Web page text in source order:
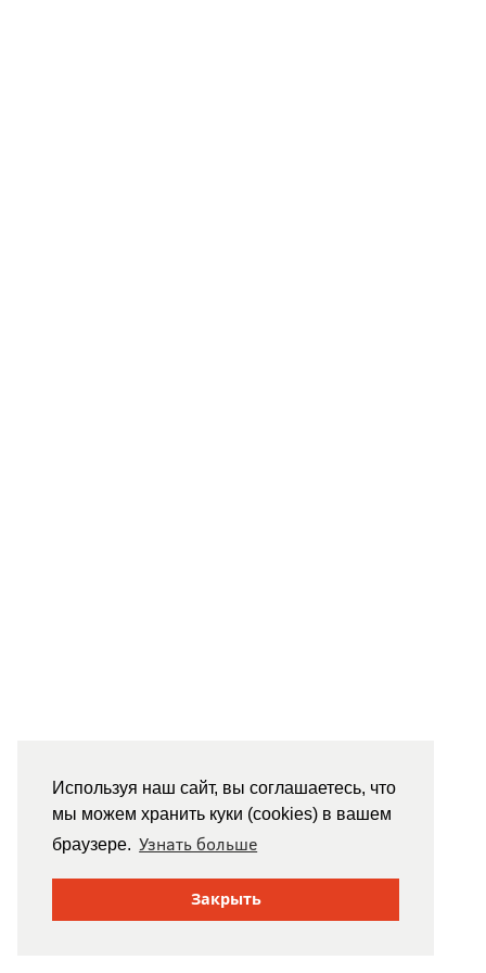
Используя наш сайт, вы соглашаетесь, что
мы можем хранить куки (cookies) в вашем
браузере. Узнать больше
Закрыть